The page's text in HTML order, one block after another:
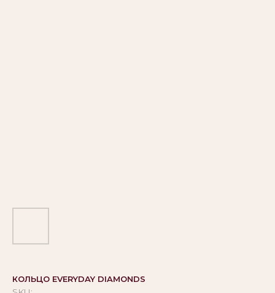
КОЛЬЦО EVERYDAY DIAMONDS